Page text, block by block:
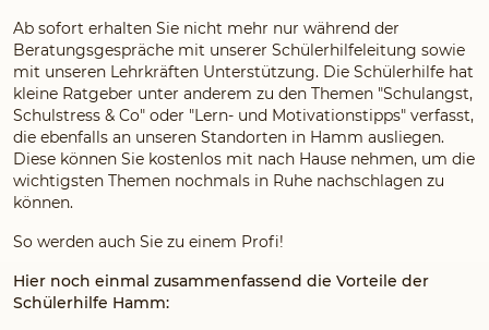
Ab sofort erhalten Sie nicht mehr nur während der
Beratungsgespräche mit unserer Schülerhilfeleitung sowie
mit unseren Lehrkräften Unterstützung. Die Schülerhilfe hat
kleine Ratgeber unter anderem zu den Themen "Schulangst,
Schulstress & Co" oder "Lern- und Motivationstipps" verfasst,
die ebenfalls an unseren Standorten in Hamm ausliegen.
Diese können Sie kostenlos mit nach Hause nehmen, um die
wichtigsten Themen nochmals in Ruhe nachschlagen zu
können.
So werden auch Sie zu einem Profi!
Hier noch einmal zusammenfassend die Vorteile der
Schülerhilfe Hamm: